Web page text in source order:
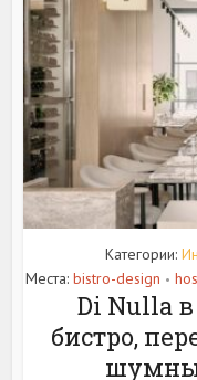
Категории:
Места: bistro-design •
Di Nulla
бистро,